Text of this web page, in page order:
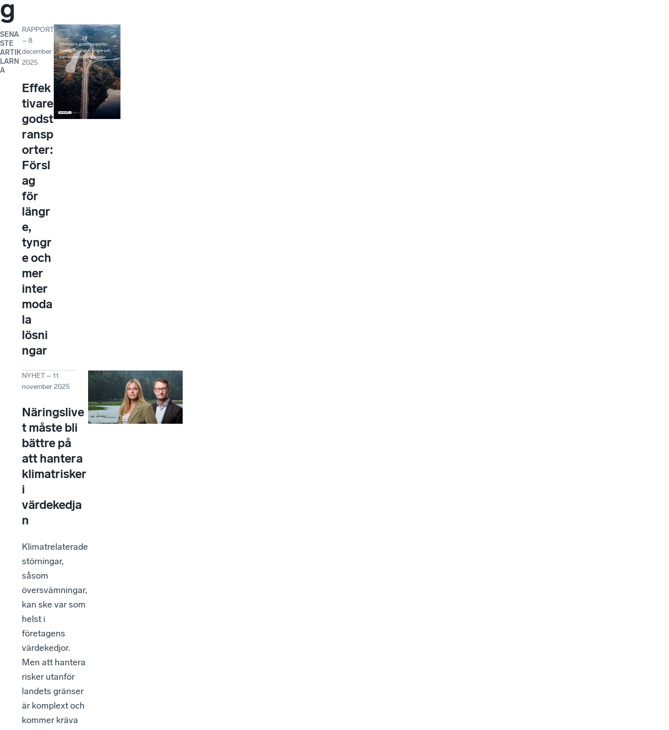
g
SENA
STE
ARTIK
LARN
A
RAPPORT
–8
december
2025
Effek
tivare
godst
ransp
orter:
Försl
ag
för
längr
e,
tyngr
e och
mer
inter
moda
la
lösni
ngar
NYHET –11
november 2025
Näringslive
t måste bli
bättre på
att hantera
klimatrisker
i
värdekedja
n
Klimatrelaterade
störningar,
såsom
översvämningar,
kan ske var som
helst i
företagens
värdekedjor.
Men att hantera
risker utanför
landets gränser
är komplext och
kommer kräva